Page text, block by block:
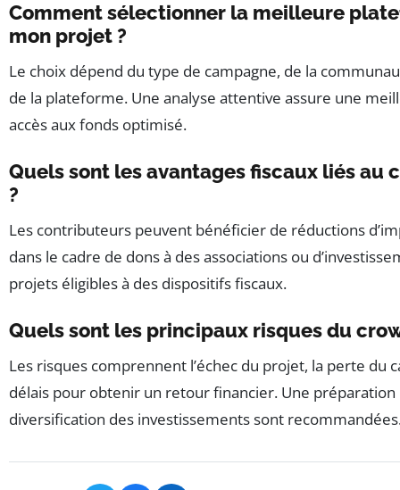
Comment sélectionner la meilleure
mon projet ?
Le choix dépend du type de campagne, de la
de la plateforme. Une analyse attentive assure une
accès aux fonds optimisé.
Quels sont les avantages fiscaux liés au
?
Les contributeurs peuvent bénéficier de réductions
dans le cadre de dons à des associations ou
projets éligibles à des dispositifs fiscaux.
Quels sont les principaux risques du
Les risques comprennent l’échec du projet, la perte du
délais pour obtenir un retour financier. Une
diversification des investissements sont